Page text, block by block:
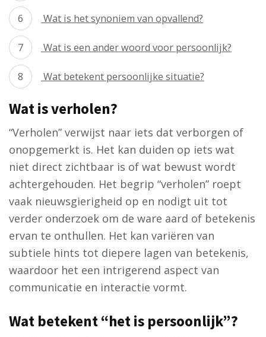
Wat is het synoniem van opvallend?
Wat is een ander woord voor persoonlijk?
Wat betekent persoonlijke situatie?
Wat is verholen?
“Verholen” verwijst naar iets dat verborgen of
onopgemerkt is. Het kan duiden op iets wat
niet direct zichtbaar is of wat bewust wordt
achtergehouden. Het begrip “verholen” roept
vaak nieuwsgierigheid op en nodigt uit tot
verder onderzoek om de ware aard of betekenis
ervan te onthullen. Het kan variëren van
subtiele hints tot diepere lagen van betekenis,
waardoor het een intrigerend aspect van
communicatie en interactie vormt.
Wat betekent “het is persoonlijk”?